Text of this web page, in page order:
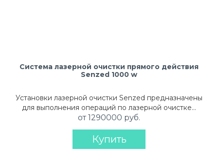
Система лазерной очистки прямого действия
Senzed 1000 w
Установки лазерной очистки Senzed предназначены
для выполнения операций по лазерной очистке…
от 1290000 руб.
Купить